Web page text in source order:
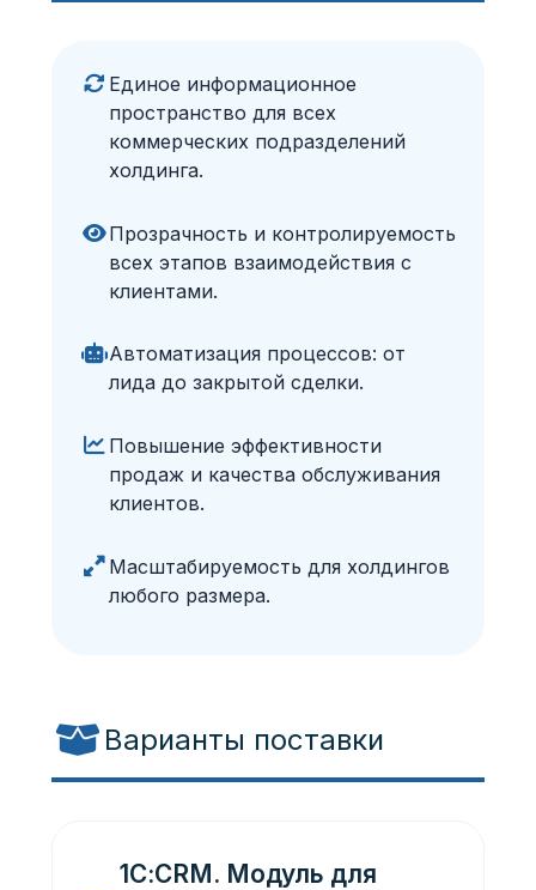
Единое информационное
пространство для всех
коммерческих подразделений
холдинга.
Прозрачность и контролируемость
всех этапов взаимодействия с
клиентами.
Автоматизация процессов: от
лида до закрытой сделки.
Повышение эффективности
продаж и качества обслуживания
клиентов.
Масштабируемость для холдингов
любого размера.
Варианты поставки
1С:CRM. Модуль для